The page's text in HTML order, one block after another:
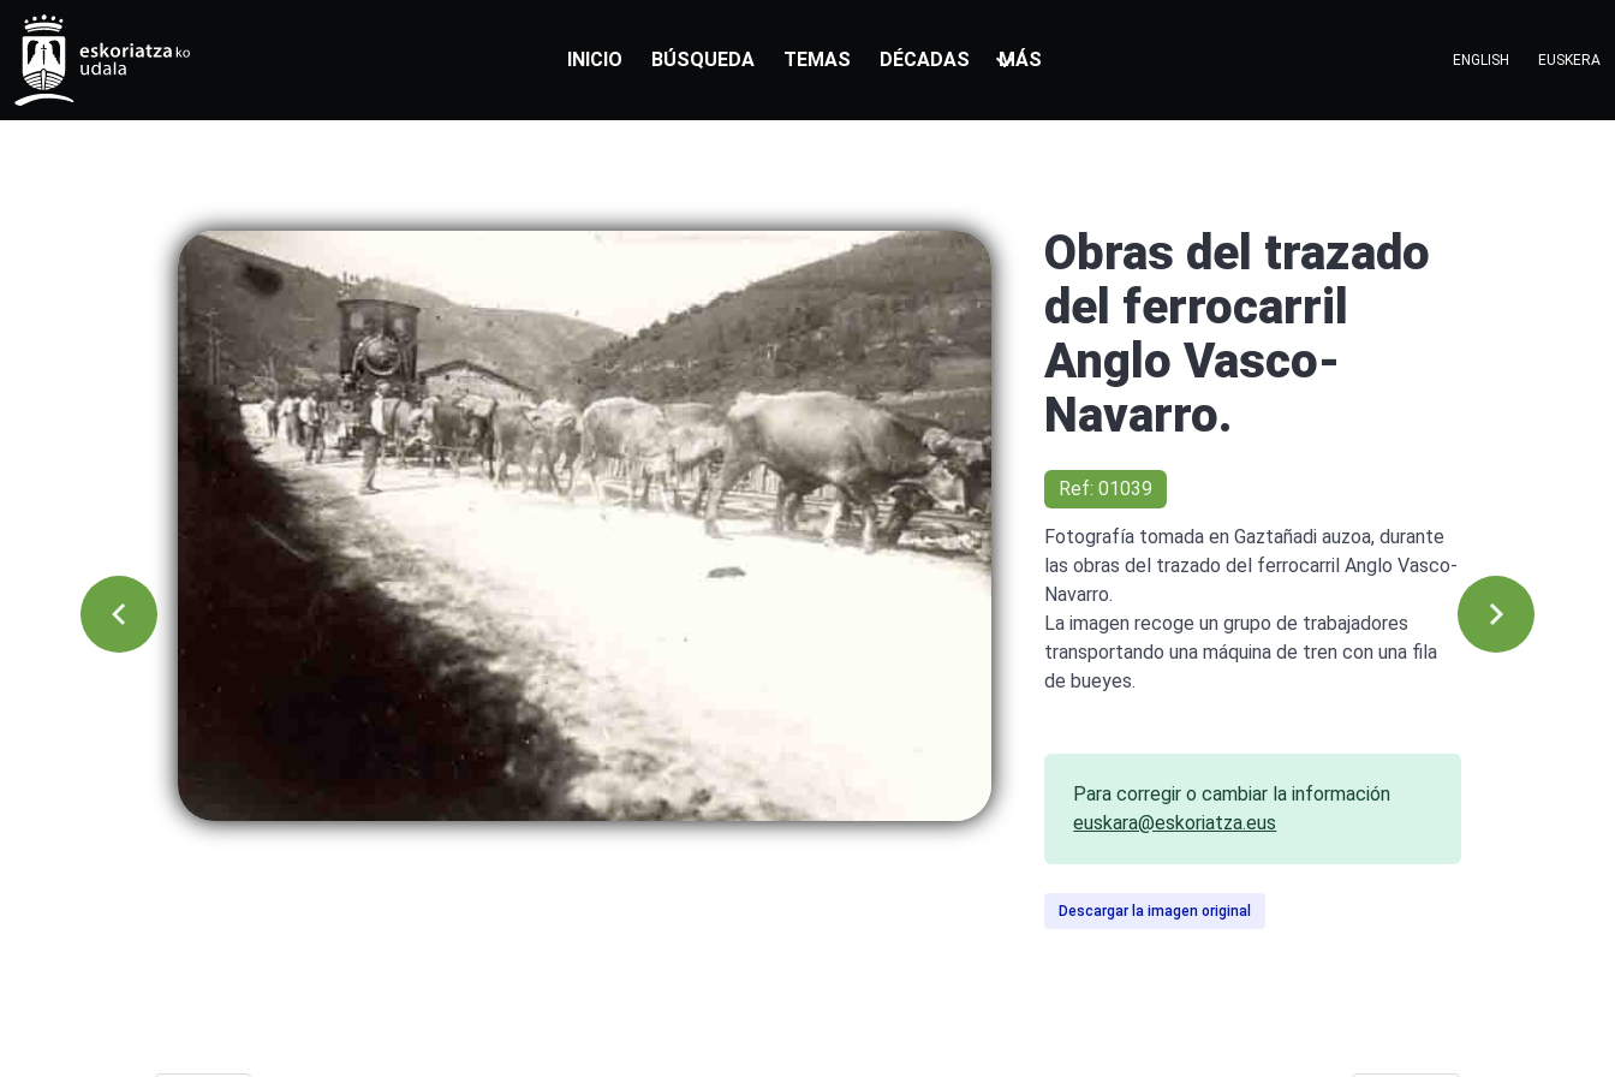
INICIO BÚSQUEDA TEMAS DÉCADAS MÁS ENGLISH EUSKERA
Obras del trazado
del ferrocarril
Anglo Vasco-
Navarro.
Ref: 01039
Fotografía tomada en Gaztañadi auzoa, durante
las obras del trazado del ferrocarril Anglo Vasco-
Navarro.
La imagen recoge un grupo de trabajadores
transportando una máquina de tren con una fila
de bueyes.
Para corregir o cambiar la información
euskara@eskoriatza.eus
Descargar la imagen original